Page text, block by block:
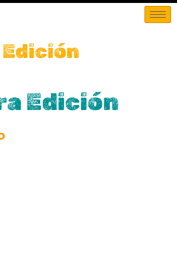
Edición